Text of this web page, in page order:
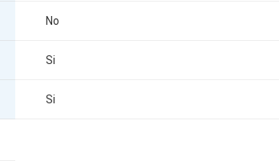
No
Si
Si